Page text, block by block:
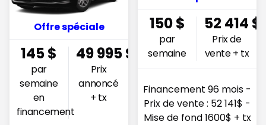
Offre spéciale
145$
par
semaine
en
financement
49 995$
Prix
annoncé
+ tx
150$
par
semaine
52 414 $
Prix de
vente + tx
Financement 96 mois -
Prix de vente : 52 141$ -
Mise de fond 1600$ + tx